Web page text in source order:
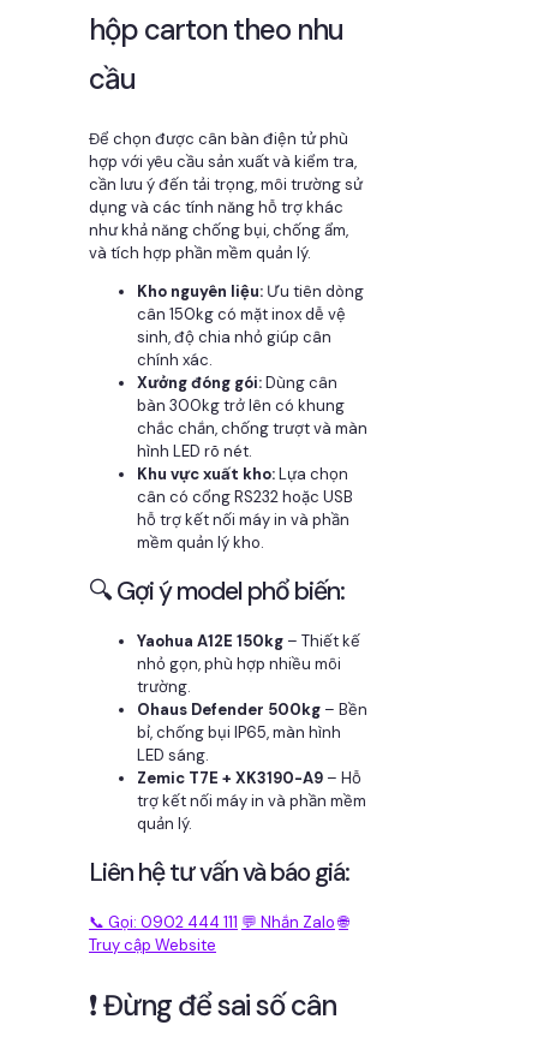
hộp carton theo nhu
cầu
Để chọn được cân bàn điện tử phù
hợp với yêu cầu sản xuất và kiểm tra,
cần lưu ý đến tải trọng, môi trường sử
dụng và các tính năng hỗ trợ khác
như khả năng chống bụi, chống ẩm,
và tích hợp phần mềm quản lý.
Kho nguyên liệu: Ưu tiên dòng
cân 150kg có mặt inox dễ vệ
sinh, độ chia nhỏ giúp cân
chính xác.
Xưởng đóng gói:Dùng cân
bàn 300kg trở lên có khung
chắc chắn, chống trượt và màn
hình LED rõ nét.
Khu vực xuất kho:Lựa chọn
cân có cổng RS232 hoặc USB
hỗ trợ kết nối máy in và phần
mềm quản lý kho.
🔍 Gợi ý model phổ biến:
Yaohua A12E 150kg – Thiết kế
nhỏ gọn, phù hợp nhiều môi
trường.
Ohaus Defender 500kg – Bền
bỉ, chống bụi IP65, màn hình
LED sáng.
Zemic T7E + XK3190-A9 – Hỗ
trợ kết nối máy in và phần mềm
quản lý.
Liên hệ tư vấn và báo giá:
📞 Gọi: 0902 444 111 💬 Nhắn Zalo 🌐
Truy cập Website
❗ Đừng để sai số cân